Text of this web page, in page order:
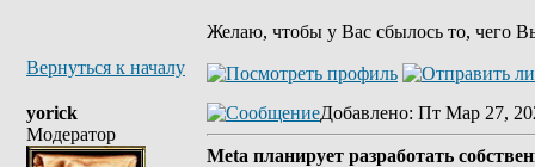
Желаю, чтобы у Вас сбылось то, чего
Вернуться к началу
yorick
Модератор
Добавлено: Пт Мар 27,
Meta планирует разработать